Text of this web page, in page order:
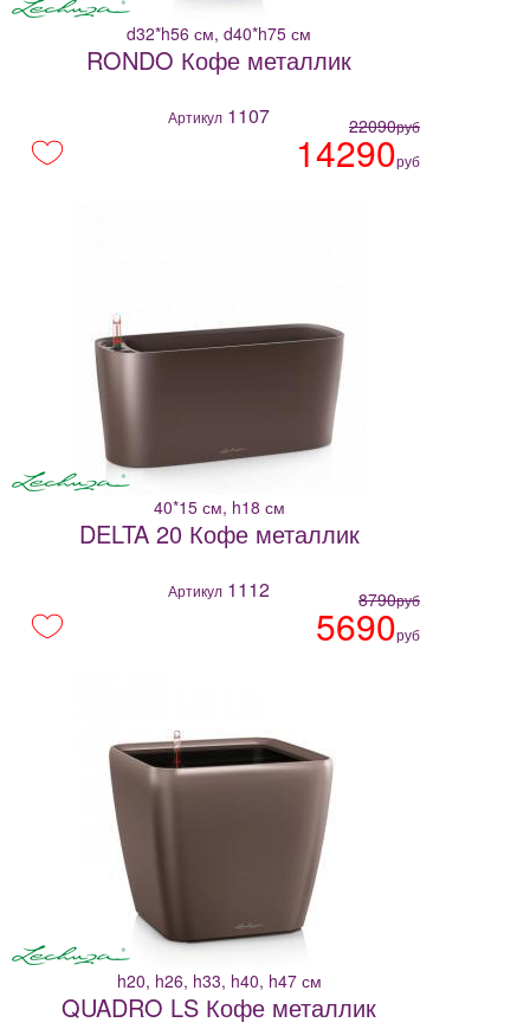
d32*h56 см, d40*h75 см
RONDO Кофе металлик
Артикул 1107 22090руб
14290руб
40*15 см, h18 см
DELTA 20 Кофе металлик
Артикул 1112 8790руб
5690руб
h20, h26, h33, h40, h47 см
QUADRO LS Кофе металлик